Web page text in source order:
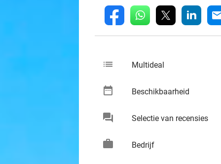
fb whatsapp linkedin
list Multideal
date_range Beschikbaarheid
chat Selectie van recensies
work Bedrijf